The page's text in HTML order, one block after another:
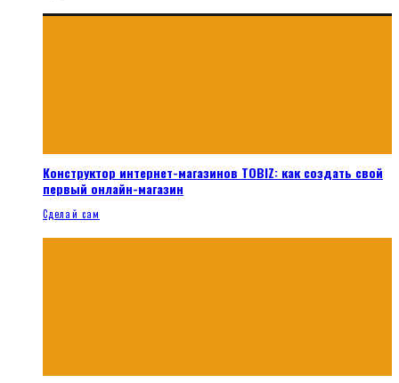
Конструктор интернет-магазинов TOBIZ: как создать свой
первый онлайн-магазин
Сделай сам